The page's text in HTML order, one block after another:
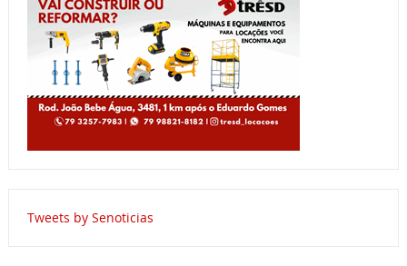
Tweets by Senoticias